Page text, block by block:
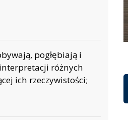
pogłębiają i
różnych
ich rzeczywistości;